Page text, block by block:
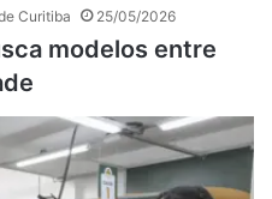
Curitiba 25/05/2026
modelos entre